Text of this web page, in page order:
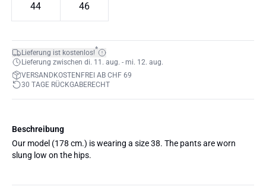
44 46
Lieferung ist kostenlos!*
Lieferung zwischen di. 11. aug. - mi. 12. aug.
VERSANDKOSTENFREI AB CHF 69
30 TAGE RÜCKGABERECHT
Beschreibung
Our model (178 cm.) is wearing a size 38. The pants are worn
slung low on the hips.